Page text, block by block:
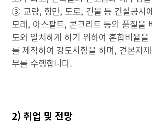
➂ 교량, 항만, 도로, 건물 등 건설공사
모래, 아스팔트, 콘크리트 등의 품질을
도와 일치하게 하기 위하여 혼합비율을
를 제작하여 강도시험을 하며, 견본자
무를 수행합니다.
2) 취업 및 전망